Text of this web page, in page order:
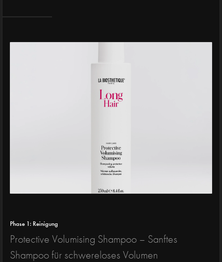
Phase 1: Reinigung
Protective Volumising Shampoo – Sanftes
Shampoo für schwereloses Volumen